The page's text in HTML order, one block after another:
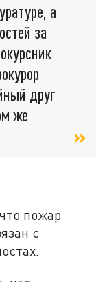
а
за
друг
же
пожар
с